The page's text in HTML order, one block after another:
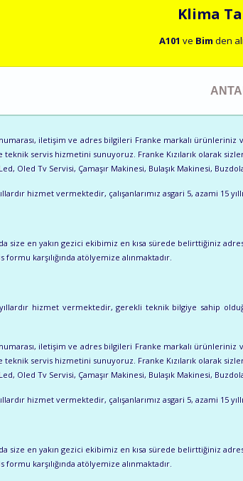
Klima
A101 ve Bim den
iletişim ve adres bilgileri Franke markalı ürünleriniz
teknik servis hizmetini sunuyoruz. Franke Kızılarık olarak
Oled Tv Servisi, Çamaşır Makinesi, Bulaşık Makinesi,
hizmet vermektedir, çalışanlarımız asgari 5, azami 15
size en yakın gezici ekibimiz en kısa sürede belirttiğiniz
karşılığında atölyemize alınmaktadır.
hizmet vermektedir, gerekli teknik bilgiye sahip
iletişim ve adres bilgileri Franke markalı ürünleriniz
teknik servis hizmetini sunuyoruz. Franke Kızılarık olarak
Oled Tv Servisi, Çamaşır Makinesi, Bulaşık Makinesi,
hizmet vermektedir, çalışanlarımız asgari 5, azami 15
size en yakın gezici ekibimiz en kısa sürede belirttiğiniz
karşılığında atölyemize alınmaktadır.